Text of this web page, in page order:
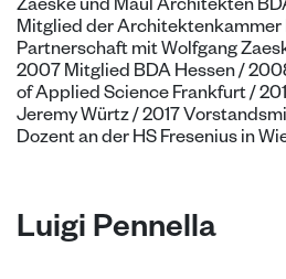
Zaeske und Maul Architekten
Mitglied der Architektenkammer
Partnerschaft mit Wolfgang
2007 Mitglied BDA Hessen /
of Applied Science Frankfurt /
Jeremy Würtz / 2017
Dozent an der HS Fresenius in
Luigi Pennella